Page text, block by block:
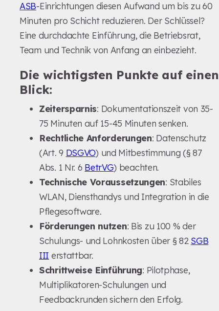
ASB-Einrichtungen diesen Aufwand um bis zu 60
Minuten pro Schicht reduzieren. Der Schlüssel?
Eine durchdachte Einführung, die Betriebsrat,
Team und Technik von Anfang an einbezieht.
Die wichtigsten Punkte auf einen
Blick:
Zeitersparnis: Dokumentationszeit von 35-
75 Minuten auf 15-45 Minuten senken.
Rechtliche Anforderungen: Datenschutz
(Art. 9 DSGVO) und Mitbestimmung (§ 87
Abs. 1 Nr. 6 BetrVG) beachten.
Technische Voraussetzungen: Stabiles
WLAN, Diensthandys und Integration in die
Pflegesoftware.
Förderungen nutzen: Bis zu 100 % der
Schulungs- und Lohnkosten über § 82 SGB
III erstattbar.
Schrittweise Einführung: Pilotphase,
Multiplikatoren-Schulungen und
Feedbackrunden sichern den Erfolg.